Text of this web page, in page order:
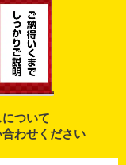
ついて
わせください